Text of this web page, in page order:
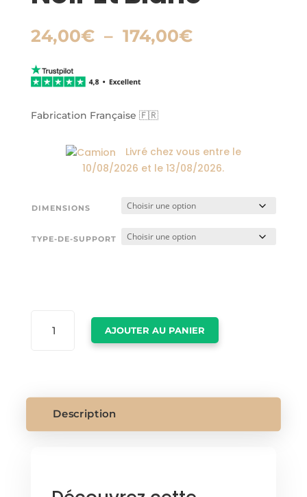
24,00€ – 174,00€Plage
Fabrication Française 🇫🇷
Livré chez vous entre le
10/08/2026 et le13/08/2026.
DIMENSIONS
TYPE-DE-SUPPORT
NOIR
AJOUTER AU PANIER
Description